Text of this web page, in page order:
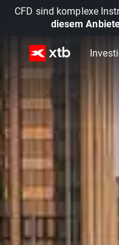
CFD sind komplexe
diesem